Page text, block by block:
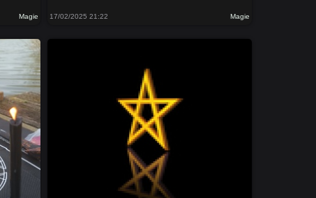
Magie 17/02/2025 21:22 Magie